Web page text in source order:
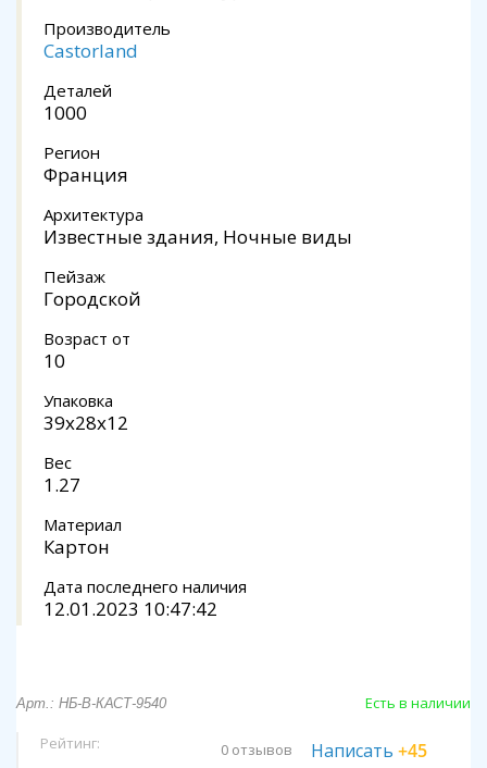
Производитель
Castorland
Деталей
1000
Регион
Франция
Архитектура
Известные здания, Ночные виды
Пейзаж
Городской
Возраст от
10
Упаковка
39х28х12
Вес
1.27
Материал
Картон
Дата последнего наличия
12.01.2023 10:47:42
Арт.: НБ-В-КАСТ-9540 Есть в наличии
Рейтинг: 0 отзывов Написать +45